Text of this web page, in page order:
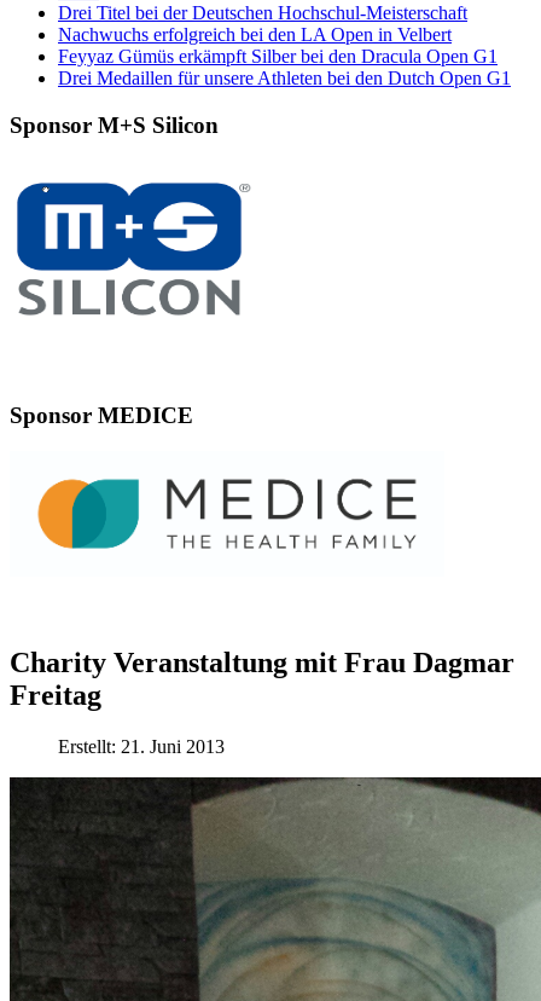
Drei Titel bei der Deutschen Hochschul-Meisterschaft
Nachwuchs erfolgreich bei den LA Open in Velbert
Feyyaz Gümüs erkämpft Silber bei den Dracula Open G1
Drei Medaillen für unsere Athleten bei den Dutch Open G1
Sponsor M+S Silicon
Sponsor MEDICE
Charity Veranstaltung mit Frau Dagmar
Freitag
Erstellt: 21. Juni 2013